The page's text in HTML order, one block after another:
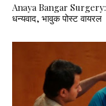
Anaya Bangar Surgery:
धन्यवाद, भावुक पोस्ट वायरल